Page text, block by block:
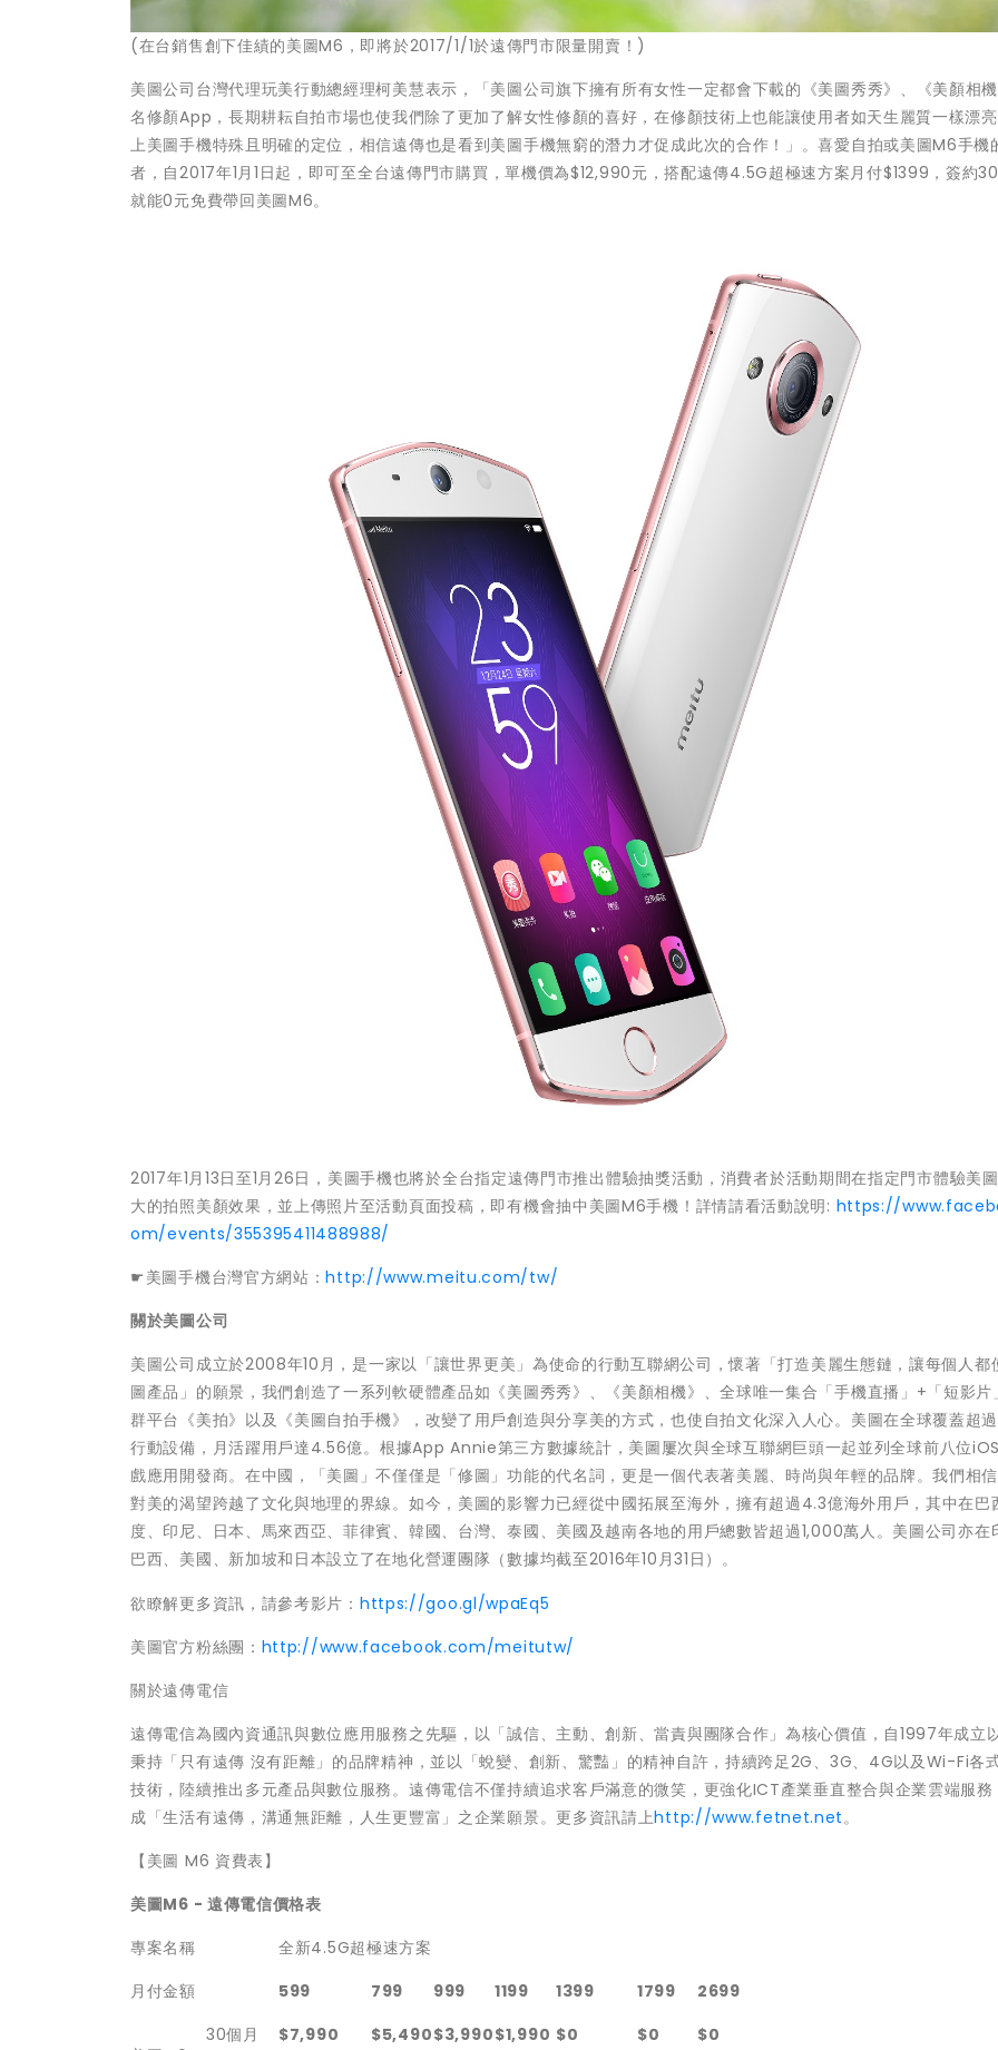
(在台銷售創下佳績的美圖M6，即將於2017/1/1於遠傳門市限量開賣！)
美圖公司台灣代理玩美行動總經理柯美慧表示，「美圖公司旗下擁有所有女性一定都會下載的《美圖秀秀》、《美顏相
名修顏App，長期耕耘自拍市場也使我們除了更加了解女性修顏的喜好，在修顏技術上也能讓使用者如天生麗質一樣漂
上美圖手機特殊且明確的定位，相信遠傳也是看到美圖手機無窮的潛力才促成此次的合作！」。喜愛自拍或美圖M6手機
者，自2017年1月1日起，即可至全台遠傳門市購買，單機價為$12,990元，搭配遠傳4.5G超極速方案月付$1399，簽約30
就能0元免費帶回美圖M6。
2017年1月13日至1月26日，美圖手機也將於全台指定遠傳門市推出體驗抽獎活動，消費者於活動期間在指定門市體驗美
大的拍照美顏效果，並上傳照片至活動頁面投稿，即有機會抽中美圖M6手機！詳情請看活動說明: https://
om/events/355395411488988/
☛美圖手機台灣官方網站：http://www.meitu.com/tw/
關於美圖公司
美圖公司成立於2008年10月，是一家以「讓世界更美」為使命的行動互聯網公司，懷著「打造美麗生態鏈，讓每個人都
圖產品」的願景，我們創造了一系列軟硬體產品如《美圖秀秀》、《美顏相機》、全球唯一集合「手機直播」+「短影片
群平台《美拍》以及《美圖自拍手機》，改變了用戶創造與分享美的方式，也使自拍文化深入人心。美圖在全球覆蓋超過
行動設備，月活躍用戶達4.56億。根據App Annie第三方數據統計，美圖屢次與全球互聯網巨頭一起並列全球前八位
戲應用開發商。在中國，「美圖」不僅僅是「修圖」功能的代名詞，更是一個代表著美麗、時尚與年輕的品牌。我們相
對美的渴望跨越了文化與地理的界線。如今，美圖的影響力已經從中國拓展至海外，擁有超過4.3億海外用戶，其中在巴
度、印尼、日本、馬來西亞、菲律賓、韓國、台灣、泰國、美國及越南各地的用戶總數皆超過1,000萬人。美圖公司亦在
巴西、美國、新加坡和日本設立了在地化營運團隊（數據均截至2016年10月31日）。
欲瞭解更多資訊，請參考影片： https://goo.gl/wpaEq5
美圖官方粉絲團： http://www.facebook.com/meitutw/
關於遠傳電信
遠傳電信為國內資通訊與數位應用服務之先驅，以「誠信、主動、創新、當責與團隊合作」為核心價值，自1997年成立
秉持「只有遠傳 沒有距離」的品牌精神，並以「蛻變、創新、驚豔」的精神自許，持續跨足2G、3G、4G以及Wi-Fi各
技術，陸續推出多元產品與數位服務。遠傳電信不僅持續追求客戶滿意的微笑，更強化ICT產業垂直整合與企業雲端服務
成「生活有遠傳，溝通無距離，人生更豐富」之企業願景。更多資訊請上http://www.fetnet.net。
【美圖 M6 資費表】
美圖M6 - 遠傳電信價格表
專案名稱
全新4.5G超極速方案
月付金額
599 799 999 1199 1399 1799 2699
30個月 $7,990 $5,490$3,990$1,990 $0 $0 $0